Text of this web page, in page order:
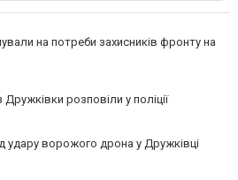
на потреби захисників фронту на
розповіли у поліції
удару ворожого дрона у Дружківці